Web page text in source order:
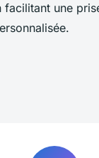
facilitant une